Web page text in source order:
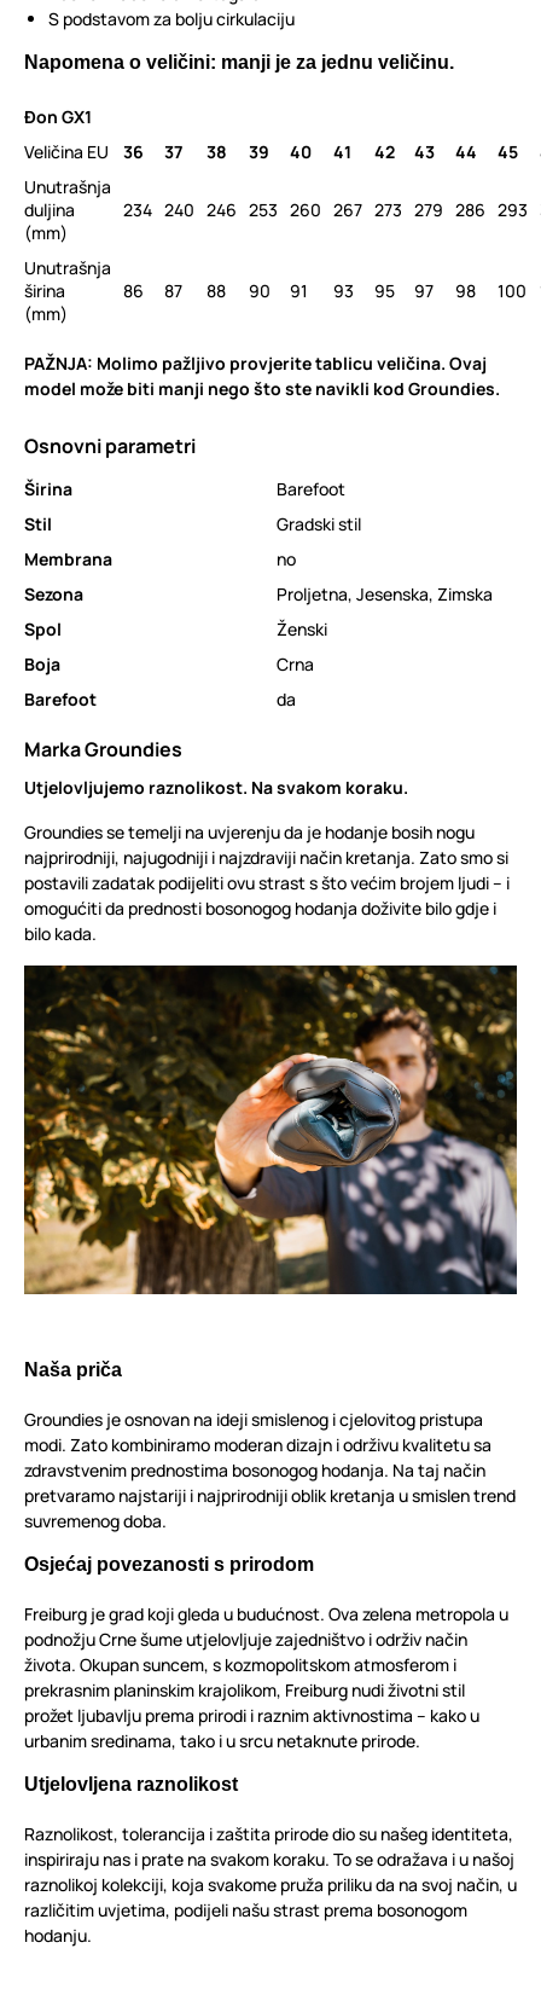
S podstavom za bolju cirkulaciju
Napomena o veličini: manji je za jednu veličinu.
Đon GX1
Veličina EU
36 37 38 39 40 41 42 43 44 45
Unutrašnja
duljina
(mm)
234 240 246 253 260 267 273 279 286 293
Unutrašnja
širina
(mm)
86 87 88 90 91 93 95 97 98 100
PAŽNJA: Molimo pažljivo provjerite tablicu veličina. Ovaj
model može biti manji nego što ste navikli kod Groundies.
Osnovni parametri
Širina
Barefoot
Stil
Gradski stil
Membrana
no
Sezona
Proljetna, Jesenska, Zimska
Spol
Ženski
Boja
Crna
Barefoot
da
Marka Groundies
Utjelovljujemo raznolikost. Na svakom koraku.
Groundies se temelji na uvjerenju da je hodanje bosih nogu
najprirodniji, najugodniji i najzdraviji način kretanja. Zato smo si
postavili zadatak podijeliti ovu strast s što većim brojem ljudi – i
omogućiti da prednosti bosonogog hodanja doživite bilo gdje i
bilo kada.
Naša priča
Groundies je osnovan na ideji smislenog i cjelovitog pristupa
modi. Zato kombiniramo moderan dizajn i održivu kvalitetu sa
zdravstvenim prednostima bosonogog hodanja. Na taj način
pretvaramo najstariji i najprirodniji oblik kretanja u smislen trend
suvremenog doba.
Osjećaj povezanosti s prirodom
Freiburg je grad koji gleda u budućnost. Ova zelena metropola u
podnožju Crne šume utjelovljuje zajedništvo i održiv način
života. Okupan suncem, s kozmopolitskom atmosferom i
prekrasnim planinskim krajolikom, Freiburg nudi životni stil
prožet ljubavlju prema prirodi i raznim aktivnostima – kako u
urbanim sredinama, tako i u srcu netaknute prirode.
Utjelovljena raznolikost
Raznolikost, tolerancija i zaštita prirode dio su našeg identiteta,
inspiriraju nas i prate na svakom koraku. To se odražava i u našoj
raznolikoj kolekciji, koja svakome pruža priliku da na svoj način, u
različitim uvjetima, podijeli našu strast prema bosonogom
hodanju.